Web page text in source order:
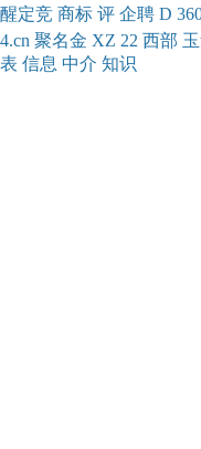
醒定竞 商标 评 企聘 D
4.cn 聚名金 XZ 22 西部 玉
表 信息 中介 知识